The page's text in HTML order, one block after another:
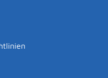
beantragen
nehmen
Kampfmittel melden